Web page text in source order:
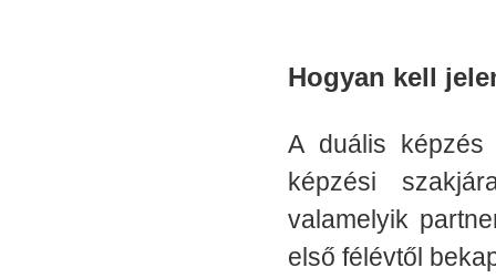
Hogyan kell
A duális képzés
képzési
valamelyik
első félévtől